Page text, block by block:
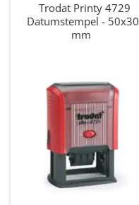
Trodat Printy 4729
Datumstempel - 50x30
mm